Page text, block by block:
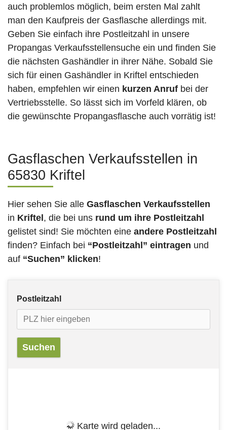
auch problemlos möglich, beim ersten Mal zahlt
man den Kaufpreis der Gasflasche allerdings mit.
Geben Sie einfach ihre Postleitzahl in unsere
Propangas Verkaufsstellensuche ein und finden Sie
die nächsten Gashändler in ihrer Nähe. Sobald Sie
sich für einen Gashändler in Kriftel entschieden
haben, empfehlen wir einen kurzen Anruf bei der
Vertriebsstelle. So lässt sich im Vorfeld klären, ob
die gewünschte Propangasflasche auch vorrätig ist!
Gasflaschen Verkaufsstellen in
65830 Kriftel
Hier sehen Sie alle Gasflaschen Verkaufsstellen
in Kriftel , die bei uns rund um ihre Postleitzahl
gelistet sind! Sie möchten eine andere Postleitzahl
finden? Einfach bei “Postleitzahl” eintragen und
auf “Suchen” klicken!
Postleitzahl
Karte wird geladen...